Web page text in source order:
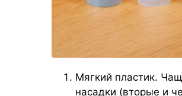
Мягкий пластик.
насадки (вторые и